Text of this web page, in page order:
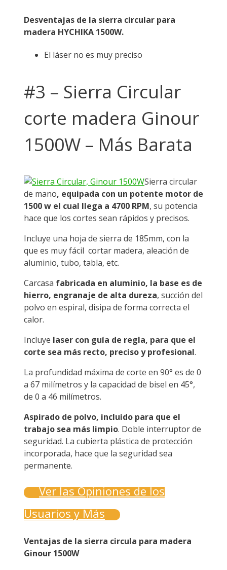
Desventajas de la sierra circular para
madera HYCHIKA 1500W.
El láser no es muy preciso
#3 – Sierra Circular
corte madera Ginour
1500W – Más Barata
Sierra circular
de mano, equipada con un potente motor de
1500 w el cual llega a 4700 RPM, su potencia
hace que los cortes sean rápidos y precisos.
Incluye una hoja de sierra de 185mm, con la
que es muy fácil cortar madera, aleación de
aluminio, tubo, tabla, etc.
Carcasa fabricada en aluminio, la base es de
hierro, engranaje de alta dureza, succión del
polvo en espiral, disipa de forma correcta el
calor.
Incluye laser con guía de regla, para que el
corte sea más recto, preciso y profesional.
La profundidad máxima de corte en 90° es de 0
a 67 milímetros y la capacidad de bisel en 45°,
de 0 a 46 milímetros.
Aspirado de polvo, incluido para que el
trabajo sea más limpio. Doble interruptor de
seguridad. La cubierta plástica de protección
incorporada, hace que la seguridad sea
permanente.
Ver las Opiniones de los
Usuarios y Más
Ventajas de la sierra circula para madera
Ginour 1500W